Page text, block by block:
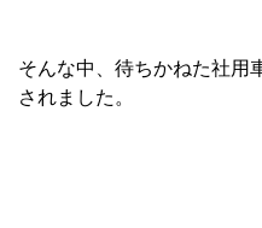
そんな中、待ちかねた社用
されました。